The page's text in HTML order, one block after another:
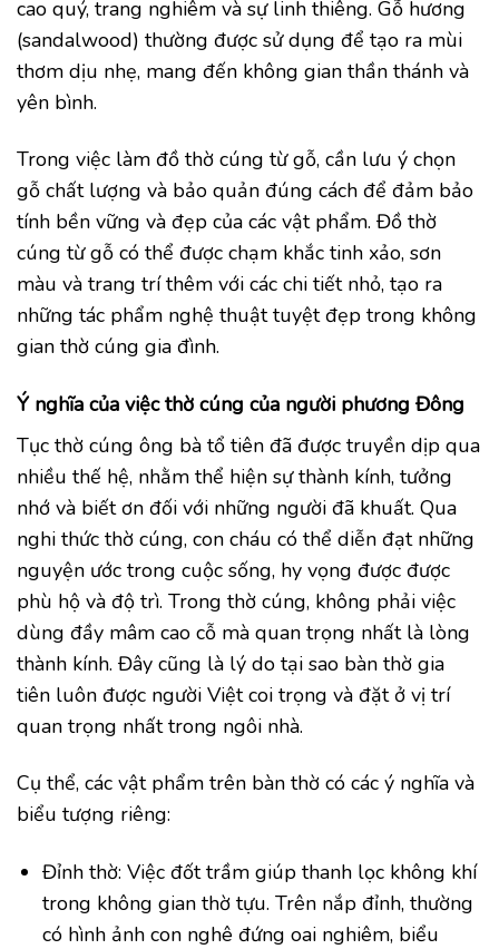
cao quý, trang nghiêm và sự linh thiêng. Gỗ hương
(sandalwood) thường được sử dụng để tạo ra mùi
thơm dịu nhẹ, mang đến không gian thần thánh và
yên bình.
Trong việc làm đồ thờ cúng từ gỗ, cần lưu ý chọn
gỗ chất lượng và bảo quản đúng cách để đảm bảo
tính bền vững và đẹp của các vật phẩm. Đồ thờ
cúng từ gỗ có thể được chạm khắc tinh xảo, sơn
màu và trang trí thêm với các chi tiết nhỏ, tạo ra
những tác phẩm nghệ thuật tuyệt đẹp trong không
gian thờ cúng gia đình.
Ý nghĩa của việc thờ cúng của người phương Đông
Tục thờ cúng ông bà tổ tiên đã được truyền dịp qua
nhiều thế hệ, nhằm thể hiện sự thành kính, tưởng
nhớ và biết ơn đối với những người đã khuất. Qua
nghi thức thờ cúng, con cháu có thể diễn đạt những
nguyện ước trong cuộc sống, hy vọng được được
phù hộ và độ trì. Trong thờ cúng, không phải việc
dùng đầy mâm cao cỗ mà quan trọng nhất là lòng
thành kính. Đây cũng là lý do tại sao bàn thờ gia
tiên luôn được người Việt coi trọng và đặt ở vị trí
quan trọng nhất trong ngôi nhà.
Cụ thể, các vật phẩm trên bàn thờ có các ý nghĩa và
biểu tượng riêng:
Đỉnh thờ: Việc đốt trầm giúp thanh lọc không khí
trong không gian thờ tựu. Trên nắp đỉnh, thường
có hình ảnh con nghê đứng oai nghiêm, biểu